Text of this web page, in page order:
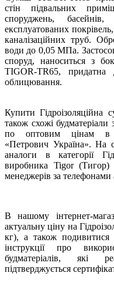
стін підвальних
споруджень,
експлуатованих покрівель,
каналізаційних труб.
води до 0,05 МПа.
споруд, наноситься з
TIGOR-TR65, придатна
облицювання.
Купити
також схожі будматеріали
по оптовим цінам в
«Петрович Україна». На
аналоги в категорії
виробника Tigor (Тигор)
менеджерів за
В нашому інтернет-
актуальну ціну на
кг), а також подивитися
інструкції про
будматеріалів, які
підтверджується